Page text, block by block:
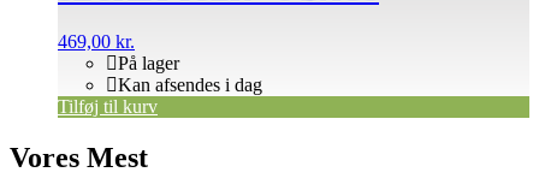
469,00 kr.
På lager
Kan afsendes i dag
Tilføj til kurv
Vores Mest